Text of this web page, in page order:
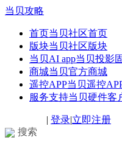
当贝攻略
首页当贝社区首页
版块当贝社区版块
当贝AI app当贝投影
商城当贝官方商城
遥控APP当贝遥控
服务支持当贝硬件客
搜索
| 登录|立即注册